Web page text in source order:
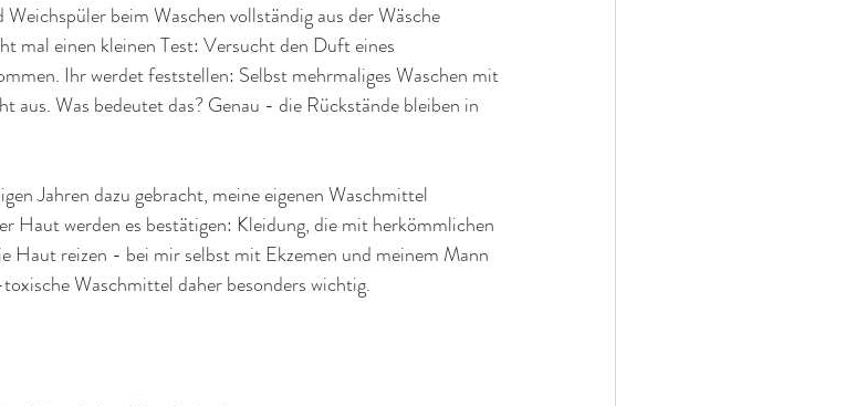
beim Waschen vollständig aus der Wäsche
mal einen kleinen Test: Versucht den Duft eines
Ihr werdet feststellen: Selbst mehrmaliges Waschen mit
Was bedeutet das? Genau - die Rückstände bleiben in
Jahren dazu gebracht, meine eigenen Waschmittel
Haut werden es bestätigen: Kleidung, die mit herkömmlichen
Haut reizen - bei mir selbst mit Ekzemen und meinem Mann
Waschmittel daher besonders wichtig.